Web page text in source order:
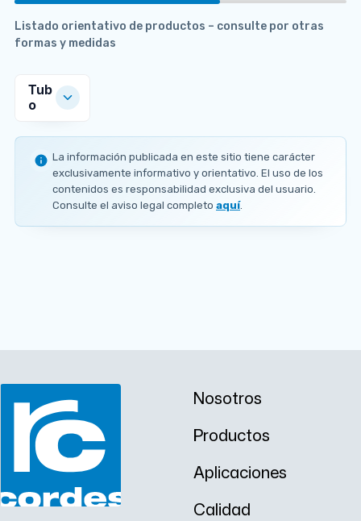
Listado orientativo de productos – consulte por otras
formas y medidas
Tub
o
Ø
.
c
La información publicada en este sitio tiene carácter
exclusivamente informativo y orientativo. El uso de los
contenidos es responsabilidad exclusiva del usuario.
Consulte el aviso legal completo aquí.
Nosotros
Productos
Aplicaciones
Calidad